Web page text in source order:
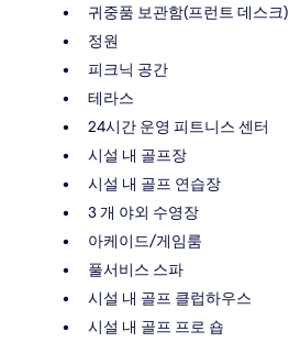
귀중품 보관함(프런트 데스크)
정원
피크닉 공간
테라스
24시간 운영 피트니스 센터
시설 내 골프장
시설 내 골프 연습장
3 개 야외 수영장
아케이드/게임룸
풀서비스 스파
시설 내 골프 클럽하우스
시설 내 골프 프로 숍